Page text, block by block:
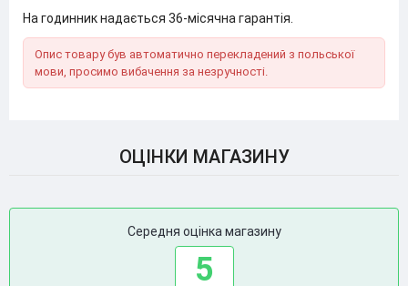
На годинник надається 36-місячна гарантія.
Опис товару був автоматично перекладений з польської
мови, просимо вибачення за незручності.
ОЦІНКИ МАГАЗИНУ
Середня оцінка магазину
5